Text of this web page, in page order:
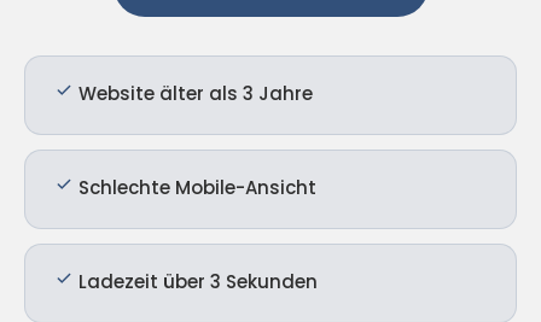
Website älter als 3 Jahre
Schlechte Mobile-Ansicht
Ladezeit über 3 Sekunden